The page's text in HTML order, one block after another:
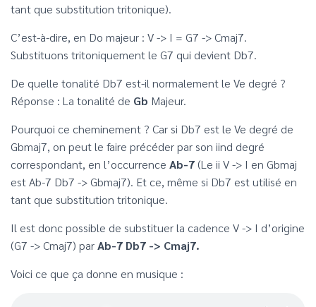
tant que substitution tritonique).
C’est-à-dire, en Do majeur : V -> I = G7 -> Cmaj7.
Substituons tritoniquement le G7 qui devient Db7.
De quelle tonalité Db7 est-il normalement le Ve degré ?
Réponse : La tonalité de Gb Majeur.
Pourquoi ce cheminement ? Car si Db7 est le Ve degré de
Gbmaj7, on peut le faire précéder par son iind degré
correspondant, en l’occurrence Ab-7 (Le ii V -> I en Gbmaj
est Ab-7 Db7 -> Gbmaj7). Et ce, même si Db7 est utilisé en
tant que substitution tritonique.
Il est donc possible de substituer la cadence V -> I d’origine
(G7 -> Cmaj7) parAb-7 Db7 -> Cmaj7.
Voici ce que ça donne en musique :